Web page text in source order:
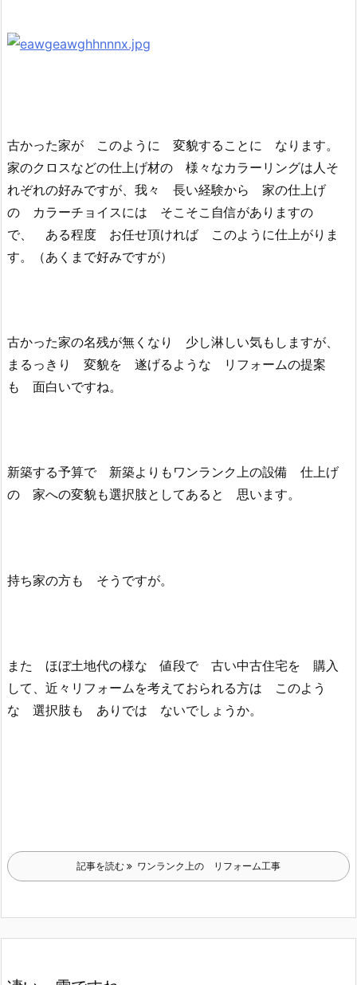
古かった家が このように 変貌することに なります。
家のクロスなどの仕上げ材の 様々なカラーリングは人そ
れぞれの好みですが、我々 長い経験から 家の仕上げ
の カラーチョイスには そこそこ自信がありますの
で、 ある程度 お任せ頂ければ このように仕上がりま
す。（あくまで好みですが）
古かった家の名残が無くなり 少し淋しい気もしますが、
まるっきり 変貌を 遂げるような リフォームの提案
も 面白いですね。
新築する予算で 新築よりもワンランク上の設備 仕上げ
の 家への変貌も選択肢としてあると 思います。
持ち家の方も そうですが。
また ほぼ土地代の様な 値段で 古い中古住宅を 購入
して、近々リフォームを考えておられる方は このよう
な 選択肢も ありでは ないでしょうか。
記事を読む ワンランク上の リフォーム工事